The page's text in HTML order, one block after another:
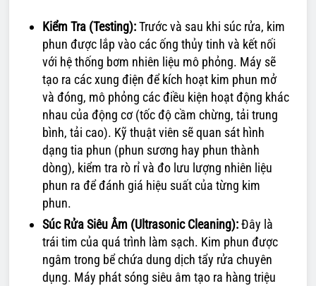
Kiểm Tra (Testing):Trước và sau khi súc rửa, kim
phun được lắp vào các ống thủy tinh và kết nối
với hệ thống bơm nhiên liệu mô phỏng. Máy sẽ
tạo ra các xung điện để kích hoạt kim phun mở
và đóng, mô phỏng các điều kiện hoạt động khác
nhau của động cơ (tốc độ cầm chừng, tải trung
bình, tải cao). Kỹ thuật viên sẽ quan sát hình
dạng tia phun (phun sương hay phun thành
dòng), kiểm tra rò rỉ và đo lưu lượng nhiên liệu
phun ra để đánh giá hiệu suất của từng kim
phun.
Súc Rửa Siêu Âm (Ultrasonic Cleaning):Đây là
trái tim của quá trình làm sạch. Kim phun được
ngâm trong bể chứa dung dịch tẩy rửa chuyên
dụng. Máy phát sóng siêu âm tạo ra hàng triệu